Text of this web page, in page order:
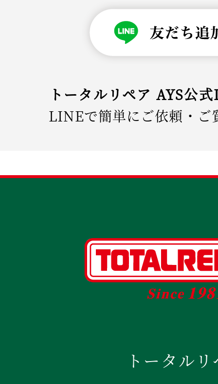
トータルリペア AYS公
LINEで簡単にご依頼・ご
トータル